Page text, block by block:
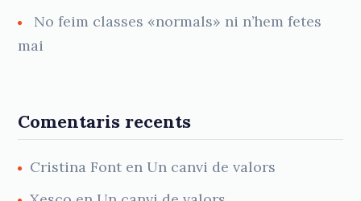
No feim classes «normals» ni n’hem fetes
mai
Comentaris recents
Cristina Font enUn canvi de valors